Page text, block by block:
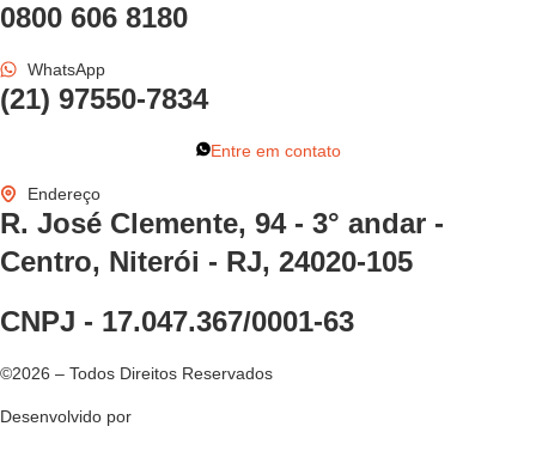
0800 606 8180
WhatsApp
(21) 97550-7834
Entre em contato
Endereço
R. José Clemente, 94 - 3° andar -
Centro, Niterói - RJ, 24020-105
CNPJ - 17.047.367/0001-63
©2026 – Todos Direitos Reservados
Desenvolvido por